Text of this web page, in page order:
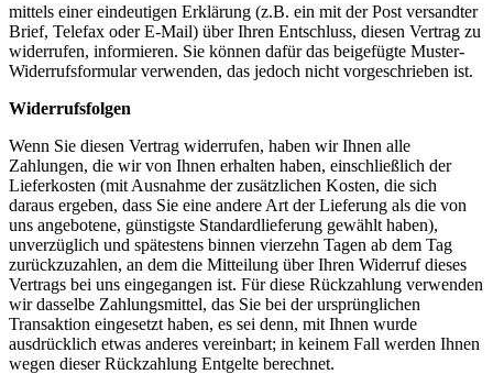
mittels einer eindeutigen Erklärung (z.B. ein mit der Post versandter
Brief, Telefax oder E-Mail) über Ihren Entschluss, diesen Vertrag zu
widerrufen, informieren. Sie können dafür das beigefügte Muster-
Widerrufsformular verwenden, das jedoch nicht vorgeschrieben ist.
Widerrufsfolgen
Wenn Sie diesen Vertrag widerrufen, haben wir Ihnen alle
Zahlungen, die wir von Ihnen erhalten haben, einschließlich der
Lieferkosten (mit Ausnahme der zusätzlichen Kosten, die sich
daraus ergeben, dass Sie eine andere Art der Lieferung als die von
uns angebotene, günstigste Standardlieferung gewählt haben),
unverzüglich und spätestens binnen vierzehn Tagen ab dem Tag
zurückzuzahlen, an dem die Mitteilung über Ihren Widerruf dieses
Vertrags bei uns eingegangen ist. Für diese Rückzahlung verwenden
wir dasselbe Zahlungsmittel, das Sie bei der ursprünglichen
Transaktion eingesetzt haben, es sei denn, mit Ihnen wurde
ausdrücklich etwas anderes vereinbart; in keinem Fall werden Ihnen
wegen dieser Rückzahlung Entgelte berechnet.